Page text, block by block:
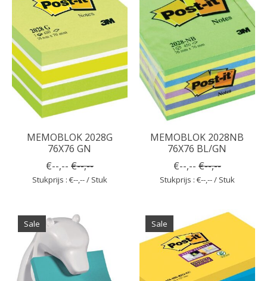
MEMOBLOK 2028G
76X76 GN
€--,-- €--,--
Stukprijs : €--,-- / Stuk
MEMOBLOK 2028NB
76X76 BL/GN
€--,-- €--,--
Stukprijs : €--,-- / Stuk
Sale Sale